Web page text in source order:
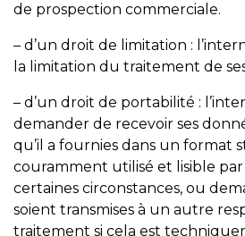
de prospection commerciale.
– d’un droit de limitation :
la limitation du traitement de
– d’un droit de portabilité :
demander de recevoir ses
qu’il a fournies dans un format
couramment utilisé et lisible par
certaines circonstances, ou
soient transmises à un autre
traitement si cela est